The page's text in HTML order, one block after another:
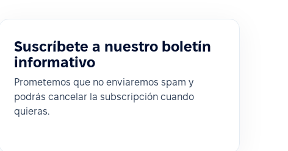
Suscríbete a nuestro boletín
informativo
Prometemos que no enviaremos spam y
podrás cancelar la subscripción cuando
quieras.